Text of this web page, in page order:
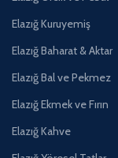
Elazığ Kuruyemiş
Elazığ Baharat & Aktar
Elazığ Bal ve Pekmez
Elazığ Ekmek ve Fırın
Elazığ Kahve